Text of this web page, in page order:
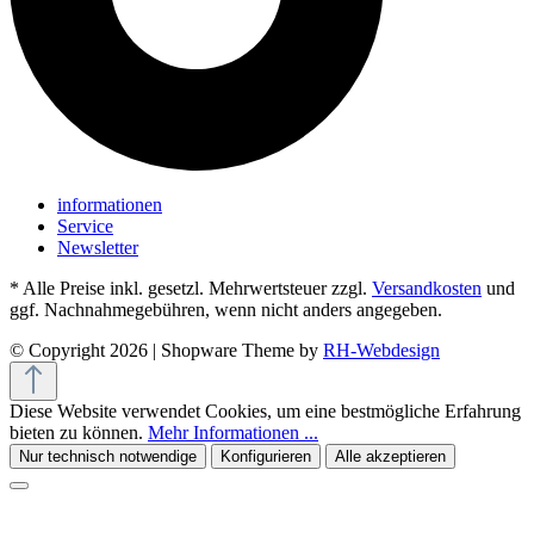
informationen
Service
Newsletter
* Alle Preise inkl. gesetzl. Mehrwertsteuer zzgl. Versandkosten und
ggf. Nachnahmegebühren, wenn nicht anders angegeben.
© Copyright 2026 | Shopware Theme by RH-Webdesign
Diese Website verwendet Cookies, um eine bestmögliche Erfahrung
bieten zu können. Mehr Informationen ...
Nur technisch notwendige Konfigurieren Alle akzeptieren